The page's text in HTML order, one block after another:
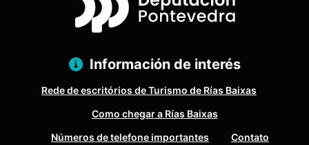
Información de interés
Rede de escritórios de Turismo de Rías Baixas
Como chegar a Rías Baixas
Números de telefone importantes
Contato